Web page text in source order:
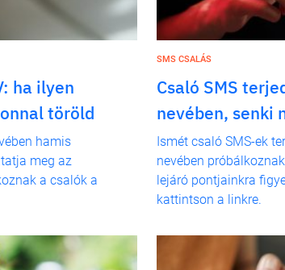
ha ilyen
töröld
hamis
meg az
a csalók a
SMS CSALÁS
Csaló SMS
nevében, senki
Ismét csaló SMS-ek
nevében
lejáró pontjainkra
kattintson a linkre.